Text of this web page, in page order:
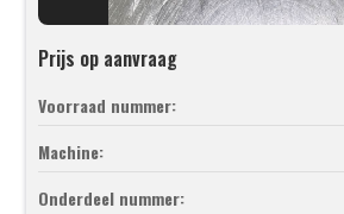
Prijs op aanvraag
Voorraad nummer:
Machine:
Onderdeel nummer: